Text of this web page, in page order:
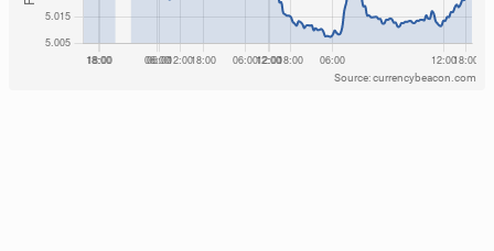
Source: currencybeacon.com